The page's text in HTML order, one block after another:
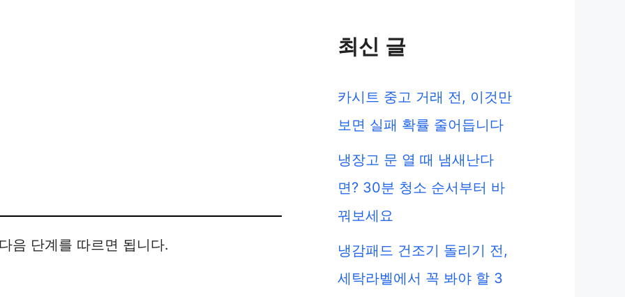
음 단계를 따르면 됩니다.
최신 글
카시트 중고 거래 전, 이것만
보면 실패 확률 줄어듭니다
냉장고 문 열 때 냄새난다
면? 30분 청소 순서부터 바
꿔보세요
냉감패드 건조기 돌리기 전,
세탁라벨에서 꼭 봐야 할 3